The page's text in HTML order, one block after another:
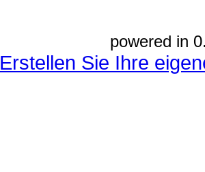
powered in
Erstellen Sie Ihre